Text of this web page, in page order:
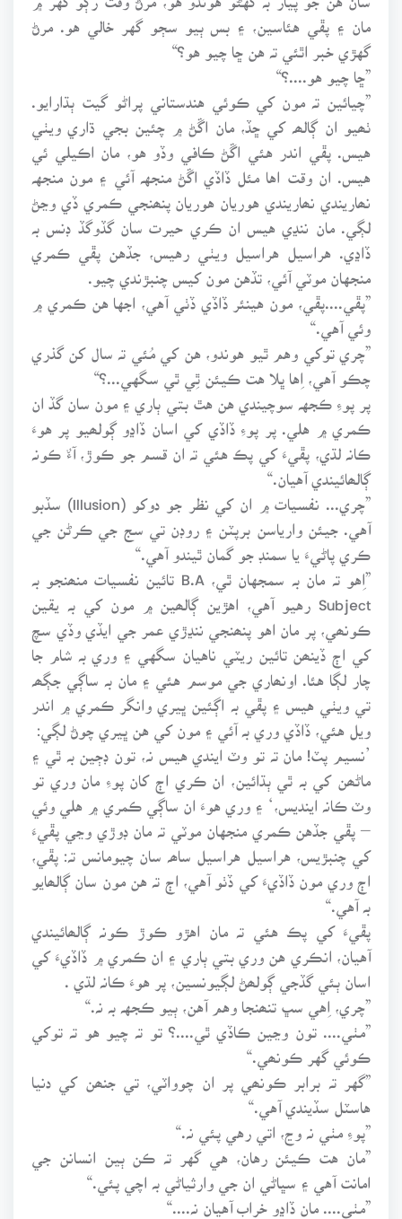
مان ۽ پڦي هئاسين، ۽ بس ٻيو سڄو گهر خالي هو. مرڻ
گهڙي خبر اٿئي تہ هن ڇا چيو هو؟“
”ڇا چيو هو....؟“
”چيائين تہ مون کي ڪوئي هندستاني پراڻو گيت ٻڌارايو.
ٺھيو ان ڳالھہ کي ڇڏ، مان اڱڻ ۾ چئين بجي ڌاري ويٺي
هيس. پڦي اندر هئي اڱڻ ڪافي وڏو هو، مان اڪيلي ئي
هيس. ان وقت اها مئل ڏاڏي اڱڻ منجهہ آئي ۽ مون منجهہ
نھاريندي نھاريندي هوريان هوريان پنھنجي ڪمري ڏي وڃڻ
لڳي. مان ننڍي هيس ان ڪري حيرت سان گڏوگڏ ڊنس بہ
ڏاڍي. هراسيل هراسيل ويٺي رهيس، جڏهن پڦي ڪمري
منجهان موٽي آئي، تڏهن مون کيس چنبڙندي چيو.
”پڦي....پڦي، مون هينئر ڏاڏي ڏٺي آهي، اجها هن ڪمري ۾
وئي آهي.“
”چري توکي وهم ٿيو هوندو، هن کي مُئي تہ سال کن گذري
چڪو آهي، اِها ڀلا هت ڪيئن ٿِي ٿي سگهي...؟“
پر پوءِ ڪجهہ سوچيندي هن هٿ بتي ٻاري ۽ مون سان گڏ ان
ڪمري ۾ هلي. پر پوءِ ڏاڏي کي اسان ڏاڍو ڳولھيو پر هوءَ
ڪانہ لڌي، پڦيءَ کي پڪ هئي تہ ان قسم جو ڪوڙ، آءٌ ڪونہ
ڳالھائيندي آهيان.“
”چري... نفسيات ۾ ان کي نظر جو دوکو (Illusion) سڏبو
آهي. جيئن وارياسن برپٽن ۽ روڊن تي سج جي ڪرڻن جي
ڪري پاڻيءَ يا سمنڊ جو گمان ٿيندو آهي.“
”اِهو تہ مان بہ سمجهان ٿي، B.A تائين نفسيات منھنجو بہ
Subject رهيو آهي، اهڙين ڳالھين ۾ مون کي بہ يقين
ڪونھي، پر مان اهو پنھنجي ننڍڙي عمر جي ايڏي وڏي سچ
کي اڄ ڏينھن تائين ريٽي ناهيان سگهي ۽ وري بہ شام جا
چار لڳا هئا. اونھاري جي موسم هئي ۽ مان بہ ساڳي جڳھہ
تي ويٺي هيس ۽ پڦي بہ اڳئين ڀيري وانگر ڪمري ۾ اندر
ويل هئي، ڏاڏي وري بہ آئي ۽ مون کي هن ڀيري چوڻ لڳي:
’نسيم پٽ! مان تہ تو وٽ ايندي هيس نہ، تون ڊڄين بہ ٿي ۽
ماڻھن کي بہ ٿي ٻڌائين، ان ڪري اڄ کان پوءِ مان وري تو
وٽ ڪانہ اينديس،‘ ۽ وري هوءَ ان ساڳي ڪمري ۾ هلي وئي
– پڦي جڏهن ڪمري منجهان موٽي تہ مان ڊوڙي وڃي پڦيءَ
کي چنبڙيس، هراسيل هراسيل ساھہ سان چيومانس تہ: پڦي،
اڄ وري مون ڏاڏيءَ کي ڏٺو آهي، اڄ تہ هن مون سان ڳالھايو
بہ آهي.“
پڦيءَ کي پڪ هئي تہ مان اهڙو ڪوڙ ڪونہ ڳالھائيندي
آهيان، انڪري هن وري بتي ٻاري ۽ ان ڪمري ۾ ڏاڏيءَ کي
اسان ٻئي گڏجي ڳولھڻ لڳيونسين، پر هوءَ ڪانہ لڌي .
”چري، اِهي سڀ تنھنجا وهم آهن، ٻيو ڪجهہ بہ نہ.“
”مٺي.... تون وڃين ڪاڏي ٿي....؟ تو تہ چيو هو تہ توکي
ڪوئي گهر ڪونھي.“
”گهر تہ برابر ڪونھي پر ان چوواٽي، تي جنھن کي دنيا
هاسٽل سڏيندي آهي.“
”پوءِ مٺي نہ وڃ، اتي رهي پئي نہ.“
”مان هت ڪيئن رهان، هي گهر تہ ڪن ٻين انسانن جي
امانت آهي ۽ سڀاڻي ان جي وارثياڻي بہ اچي پئي.“
”مٺي.... مان ڏاڍو خراب آهيان نہ....“